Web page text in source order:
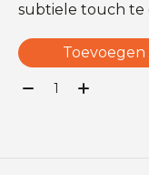
subtiele touch te
Aantal: